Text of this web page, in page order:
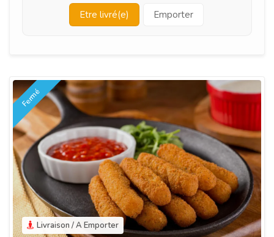
Etre livré(e) Emporter
Livraison / A Emporter
Fermé